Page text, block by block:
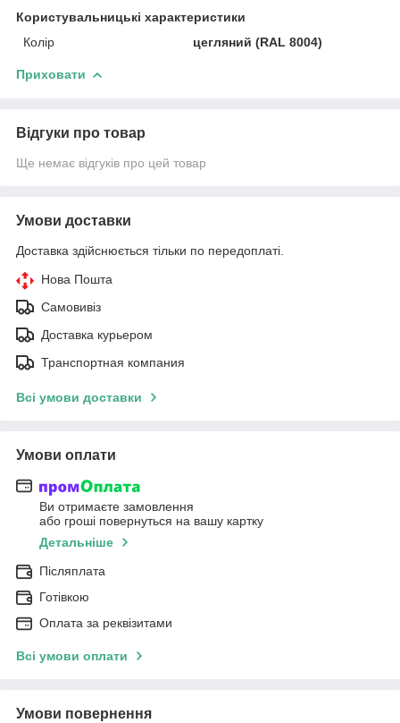
Користувальницькі характеристики
Колір
цегляний (RAL 8004)
Приховати
Відгуки про товар
Ще немає відгуків про цей товар
Умови доставки
Доставка здійснюється тільки по передоплаті.
Нова Пошта
Самовивіз
Доставка курьером
Транспортная компания
Всі умови доставки
Умови оплати
Ви отримаєте замовлення
або гроші повернуться на вашу картку
Детальніше
Післяплата
Готівкою
Оплата за реквізитами
Всі умови оплати
Умови повернення